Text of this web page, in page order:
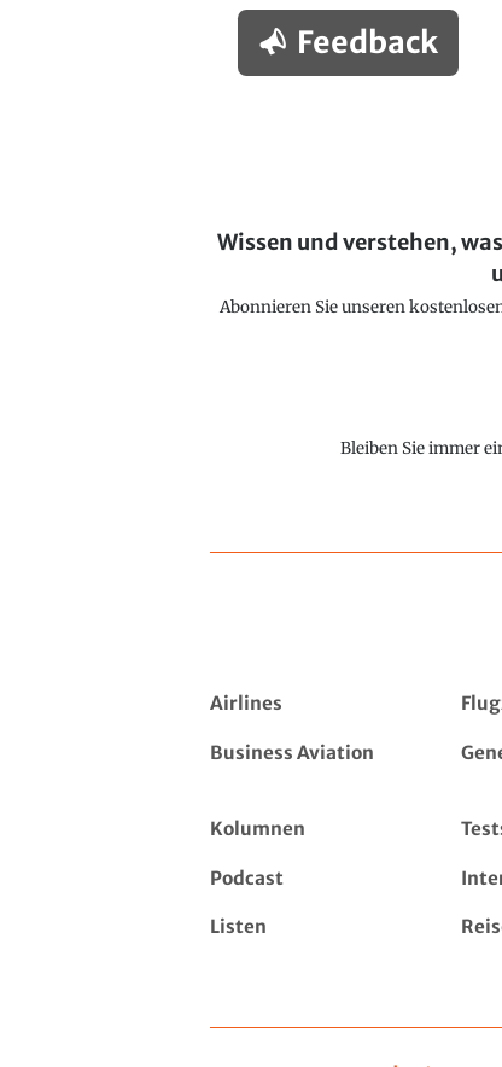
Feedback
Wissen und verstehen,
Abonnieren Sie unseren
Bleiben Sie immer
Airlines
Business Aviation
Kolumnen
Podcast
Listen